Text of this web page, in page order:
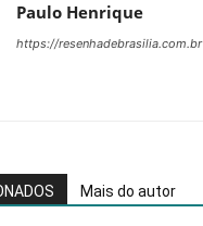
Paulo Henrique
https://resenhadebrasilia.com.br
Mais do autor